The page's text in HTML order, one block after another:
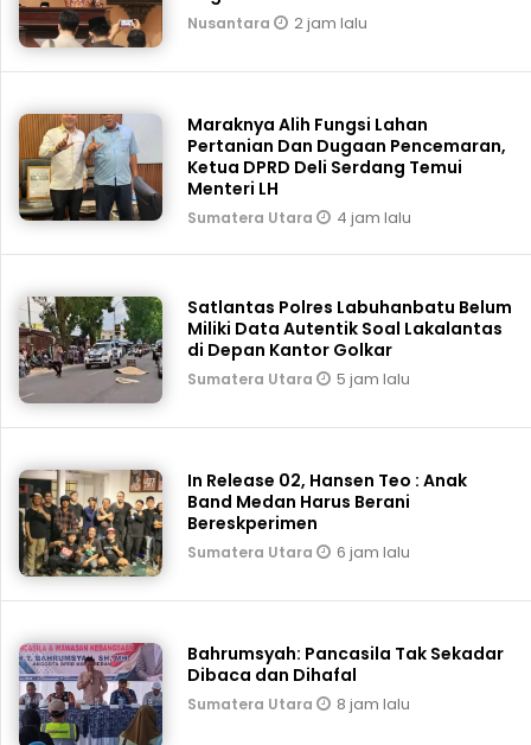
Nusantara 2 jam lalu
Maraknya Alih Fungsi Lahan
Pertanian Dan Dugaan Pencemaran,
Ketua DPRD Deli Serdang Temui
Menteri LH
Sumatera Utara 4 jam lalu
Satlantas Polres Labuhanbatu Belum
Miliki Data Autentik Soal Lakalantas
di Depan Kantor Golkar
Sumatera Utara 5 jam lalu
In Release 02, Hansen Teo : Anak
Band Medan Harus Berani
Bereskperimen
Sumatera Utara 6 jam lalu
Bahrumsyah: Pancasila Tak Sekadar
Dibaca dan Dihafal
Sumatera Utara 8 jam lalu